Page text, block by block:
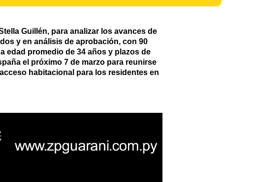
Guillén, para analizar los avances de
y en análisis de aprobación, con 90
edad promedio de 34 años y plazos de
el próximo 7 de marzo para reunirse
habitacional para los residentes en